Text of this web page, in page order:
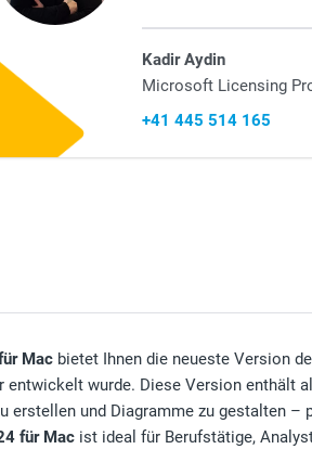
Kadir Aydin
Microsoft Licensing
+41 445 514 165
Mac bietet Ihnen die neueste Version
entwickelt wurde. Diese Version enthält
erstellen und Diagramme zu gestalten
für Mac ist ideal für Berufstätige,